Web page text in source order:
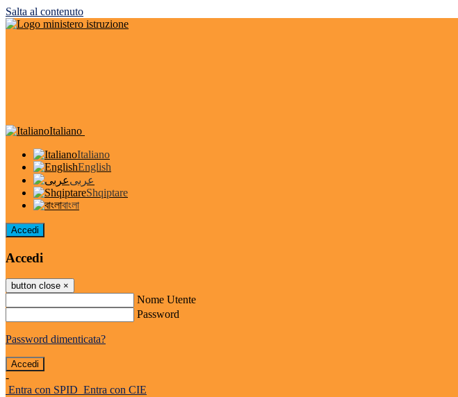
Salta al contenuto
Italiano
Italiano
English
عربى
Shqiptare
বাংলা
Accedi
Accedi
button close ×
Nome Utente
Password
Password dimenticata?
-
Entra con SPID Entra con CIE